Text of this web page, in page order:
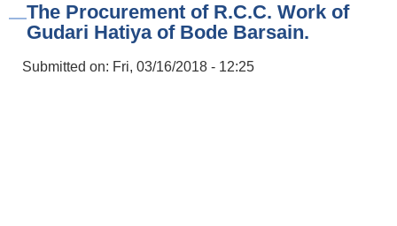
The Procurement of R.C.C. Work of
Gudari Hatiya of Bode Barsain.
Submitted on: Fri, 03/16/2018 - 12:25